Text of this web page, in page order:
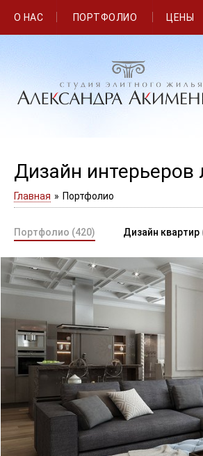
О НАС ПОРТФОЛИО ЦЕНЫ
Дизайн
Главная » Портфолио
Портфолио (420) Дизайн квартир
Современный дизайн трехкомнатной
на Каменноостровском проспекте.
ЖК Каменноостровская коллекция
квартира, 100 м 2
Фьюжн, современный стиль